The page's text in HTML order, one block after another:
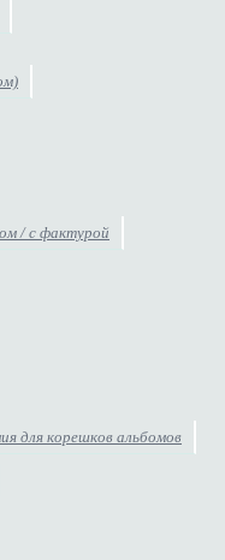
/ с фактурой
для корешков альбомов